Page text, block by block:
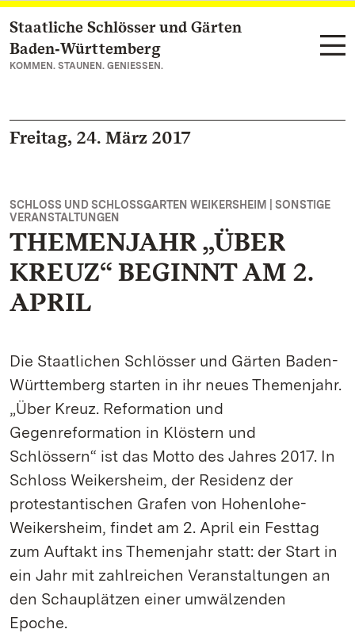
Zum Hauptinhalt springen
Staatliche Schlösser und Gärten
Baden‑Württemberg
KOMMEN. STAUNEN. GENIESSEN.
Freitag, 24. März 2017
SCHLOSS UND SCHLOSSGARTEN WEIKERSHEIM | SONSTIGE
VERANSTALTUNGEN
THEMENJAHR „ÜBER
KREUZ“ BEGINNT AM 2.
APRIL
Die Staatlichen Schlösser und Gärten Baden-
Württemberg starten in ihr neues Themenjahr.
„Über Kreuz. Reformation und
Gegenreformation in Klöstern und
Schlössern“ ist das Motto des Jahres 2017. In
Schloss Weikersheim, der Residenz der
protestantischen Grafen von Hohenlohe-
Weikersheim, findet am 2. April ein Festtag
zum Auftakt ins Themenjahr statt: der Start in
ein Jahr mit zahlreichen Veranstaltungen an
den Schauplätzen einer umwälzenden
Epoche.